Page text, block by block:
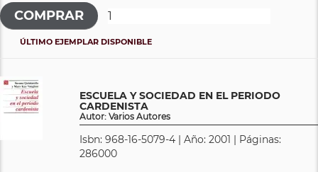
ÚLTIMO EJEMPLAR DISPONIBLE
ESCUELA Y SOCIEDAD EN EL PERIODO
CARDENISTA
Autor: Varios Autores
Isbn: 968-16-5079-4 | Año: 2001 | Páginas:
286000